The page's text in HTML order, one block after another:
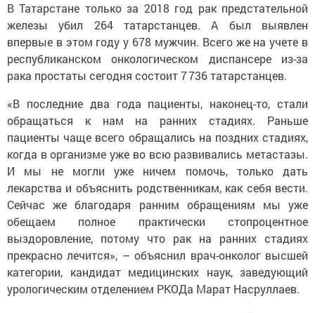
В Татарстане только за 2018 год рак предстательной
железы убил 264 татарстанцев. А был выявлен
впервые в этом году у 678 мужчин. Всего же на учете в
республиканском онкологическом диспансере из-за
рака простаты сегодня состоит 7 736 татарстанцев.
«В последние два года пациенты, наконец-то, стали
обращаться к нам на ранних стадиях. Раньше
пациенты чаще всего обращались на поздних стадиях,
когда в организме уже во всю развивались метастазы.
И мы не могли уже ничем помочь, только дать
лекарства и объяснить родственникам, как себя вести.
Сейчас же благодаря ранним обращениям мы уже
обещаем полное практически стопроцентное
выздоровление, потому что рак на ранних стадиях
прекрасно лечится», – объяснил врач-онколог высшей
категории, кандидат медицинских наук, заведующий
урологическим отделением РКОДа Марат Насруллаев.